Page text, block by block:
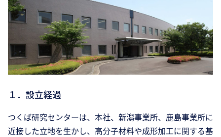
１．設立経過
つくば研究センターは、本社、新潟事業所、鹿島事業所に
近接した立地を生かし、高分子材料や成形加工に関する基